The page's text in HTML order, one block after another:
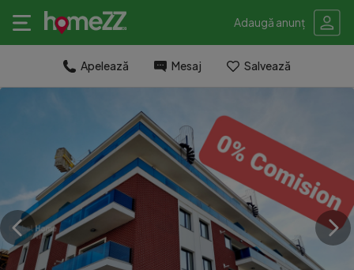
Adaugă anunț
Apelează Mesaj Salvează